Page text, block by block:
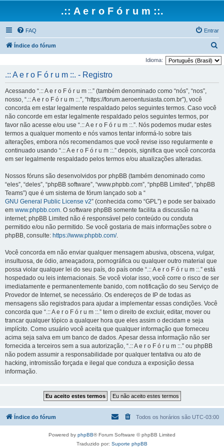
.:: A e r o F ó r u m ::.
FAQ Entrar
Índice do fórum
e
Idioma:
.:: A e r o F ó r u m ::. - Registro
Acessando “.:: A e r o F ó r u m ::.” (também denominado como “nós”, “nos”,
nosso, “.:: A e r o F ó r u m ::.”, “https://forum.aeroentusiasta.com.br”), você
concorda em estar legalmente respaldado pelos seguintes termos. Caso você
não concorde em estar legalmente respaldado pelos seguintes termos, por
favor não acesse e/ou use “.:: A e r o F ó r u m ::.”. Nós podemos mudar estes
termos a qualquer momento e nós vamos tentar informá-lo sobre tais
alterações, embora nós recomendamos que você revise isso regularmente e
continuado usando “.:: A e r o F ó r u m ::.” depois, significa que você concorda
em ser legalmente respaldado pelos termos e/ou atualizações alteradas.
Nossos fóruns são desenvolvidos por phpBB (também denominado como
“eles”, “deles”, “phpBB software”, “www.phpbb.com”, “phpBB Limited”, “phpBB
Teams”) que é um sistema de fórum lançado sob a “
GNU General Public License v2” (conhecida como “GPL”) e pode ser baixado
em www.phpbb.com. O software phpBB somente facilita a discussão na
internet; phpBB Limited não é responsável pelo conteúdo ou conduta
permitido e/ou não permitido. Se você gostaria de mais informações sobre o
phpBB, consulte: https://www.phpbb.com/.
Você concorda em não enviar qualquer mensagem abusiva, obscena, vulgar,
insultuosa, de ódio, ameaçadora, pornográfica ou qualquer outro material que
possa violar qualquer lei do seu país, do país onde “.:: A e r o F ó r u m ::.” está
hospedado ou leis internacionais. Se você violar isso, você corre o risco de ser
imediatamente e permanentemente banido, com notificação do seu Serviço de
Provedor de Internet, se necessário. Os endereços de IP de todas as
mensagens são registrados para ajudar a implementar essas condições. Você
concorda que “.:: A e r o F ó r u m ::.” tem o direito de excluir, editar, mover ou
trancar qualquer tópico a qualquer hora que eles assim o decidam e seja
implícito. Como usuário você aceita que qualquer informação que forneceu
acima seja salva em um banco de dados. Apesar dessa informação não ser
fornecida a terceiros sem a sua autorização, “.:: A e r o F ó r u m ::.” ou phpBB
não podem assumir a responsabilidade por qualquer tentativa ou ato de
hacking, intromissão forçada e ilegal que conduza a exposição dessa
informação.
Índice do fórum Todos os horários são UTC-03:00
Powered by phpBB® Forum Software © phpBB Limited
Traduzido por: Suporte phpBB